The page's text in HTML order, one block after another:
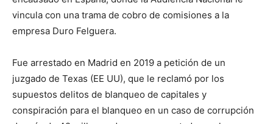
vincula con una trama de cobro de comisiones a la
empresa Duro Felguera.
Fue arrestado en Madrid en 2019 a petición de un
juzgado de Texas (EE UU), que le reclamó por los
supuestos delitos de blanqueo de capitales y
conspiración para el blanqueo en un caso de corrupción